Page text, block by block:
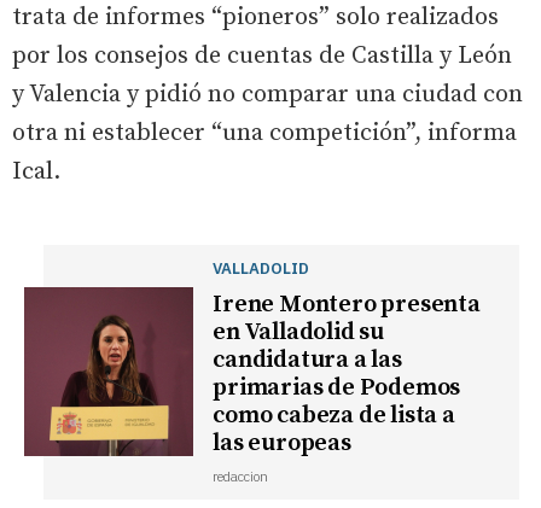
trata de informes “pioneros” solo realizados
por los consejos de cuentas de Castilla y León
y Valencia y pidió no comparar una ciudad con
otra ni establecer “una competición”, informa
Ical.
VALLADOLID
Irene Montero presenta
en Valladolid su
candidatura a las
primarias de Podemos
como cabeza de lista a
las europeas
redaccion